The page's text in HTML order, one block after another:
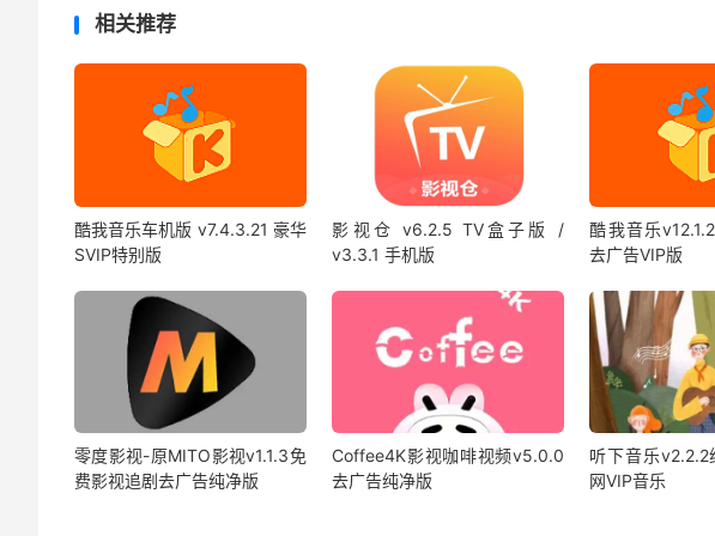
相关推荐
酷我音乐车机版 v7.4.3.21 豪华
SVIP特别版
影视仓 v6.2.5 TV盒子版 /
v3.3.1 手机版
酷我音乐
去广告VIP版
零度影视-原MITO影视v1.1.3免
费影视追剧去广告纯净版
Coffee4K影视咖啡视频v5.0.0
去广告纯净版
听下音乐
网VIP音乐